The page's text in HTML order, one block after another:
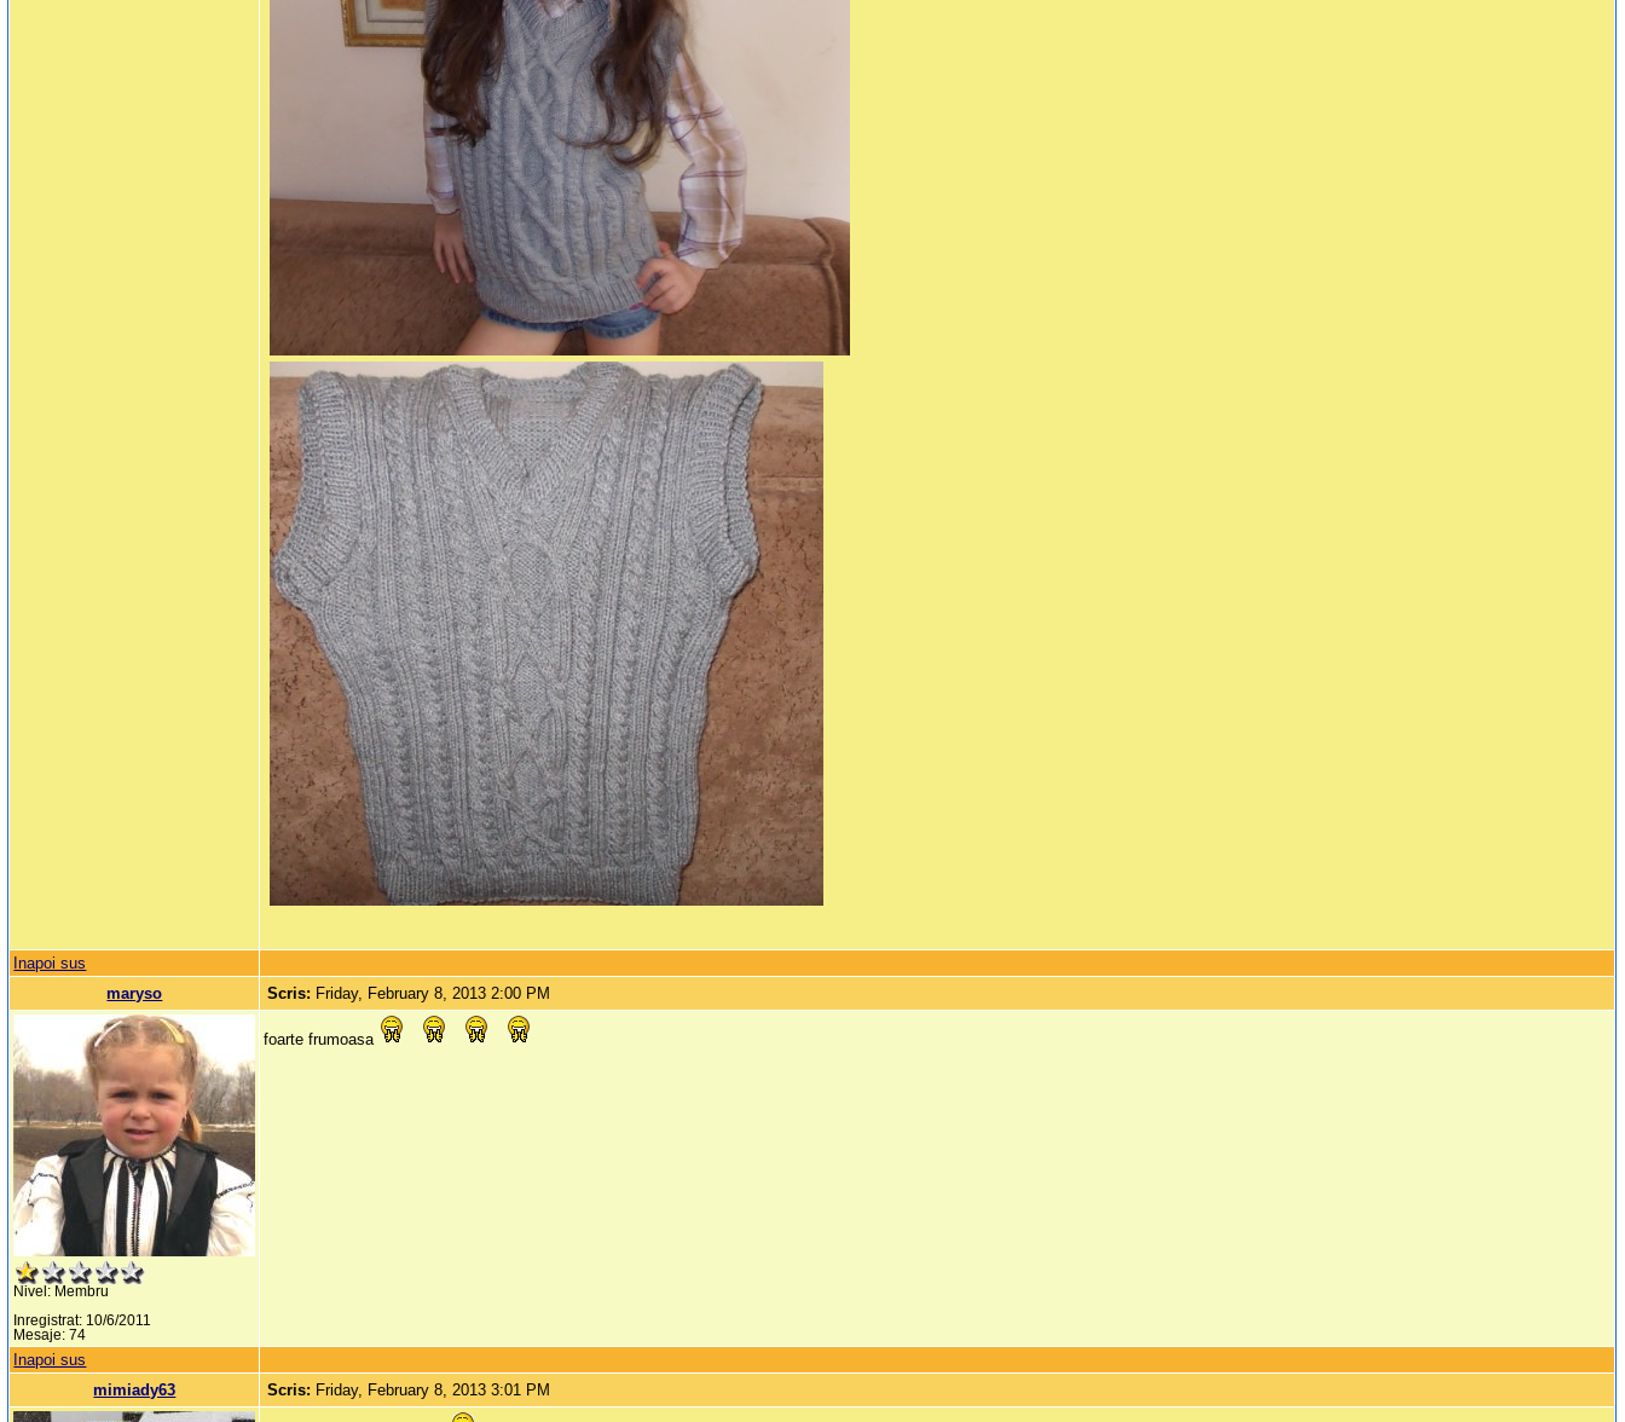
Inapoi sus
maryso
Scris: Friday, February 8, 2013 2:00 PM
Nivel: Membru
Inregistrat: 10/6/2011
Mesaje: 74
foarte frumoasa
Inapoi sus
mimiady63
Scris: Friday, February 8, 2013 3:01 PM